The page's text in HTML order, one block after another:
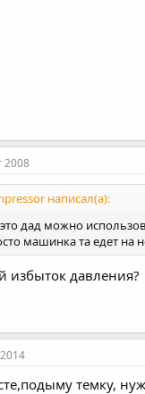
2008
написал(а):
дад можно
машинка та едет на
избыток давления?
темку,